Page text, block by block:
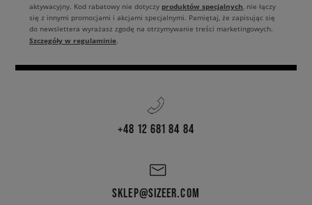
aktywacyjny. Kod rabatowy nie dotyczy produktów specjalnych, nie łączy
się z innymi promocjami i akcjami specjalnymi. Pamiętaj, że zapisując się
do newslettera wyrażasz zgodę na otrzymywanie treści marketingowych.
Szczegóły w regulaminie.
+48 12 681 84 84
SKLEP@SIZEER.COM